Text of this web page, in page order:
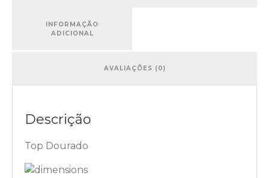
INFORMAÇÃO
ADICIONAL
AVALIAÇÕES (0)
Descrição
Top Dourado